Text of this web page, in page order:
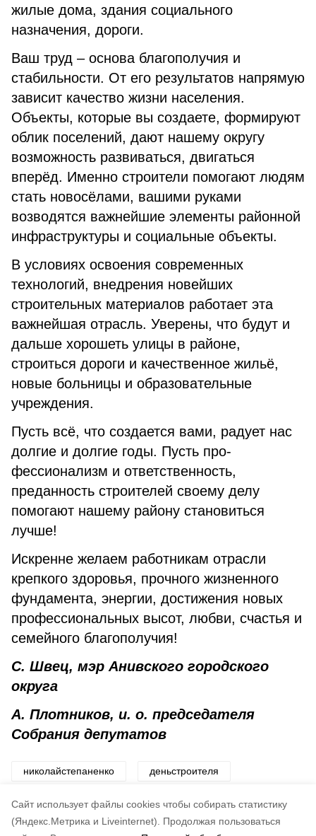
Cайт использует файлы cookies чтобы собирать статистику
(Яндекс.Метрика и Liveinternet).
Продолжая пользоваться
жилые дома, здания социального
назначения, дороги.
Ваш труд – основа благополучия и
стабильности. От его результатов напрямую
зависит качество жизни населения.
Объекты, которые вы создаете, формируют
об­лик поселений, дают нашему округу
возможность развиваться, двигаться
вперёд. Именно строители помогают людям
стать новосёлами, вашими руками
возводятся важнейшие элементы районной
инфраструктуры и социальные объекты.
В условиях освоения современных
технологий, внедрения новейших
строитель­ных материалов работает эта
важнейшая отрасль. Уверены, что будут и
дальше хорошеть улицы в районе,
строиться дороги и качественное жильё,
новые больницы и образовательные
учреждения.
Пусть всё, что создается вами, радует нас
долгие и долгие годы. Пусть про­
фессионализм и ответственность,
преданность строителей своему делу
помогают нашему району становиться
лучше!
Искренне желаем работникам отрасли
крепкого здоровья, прочного жизненного
фундамента, энергии, достижения новых
профессиональных высот, любви, счастья и
семейного благополучия!
С. Швец, мэр Анивского городского
округа
А. Плотников, и. о. председателя
Собрания депутатов
николайстепаненко деньстроителя
ветеранстроительнойотрасли анивскоесму